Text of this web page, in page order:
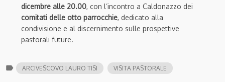
dicembre alle 20.00, con l’incontro a Caldonazzo dei
comitati delle otto parrocchie, dedicato alla
condivisione e al discernimento sulle prospettive
pastorali future.
label ARCIVESCOVO LAURO TISI VISITA PASTORALE